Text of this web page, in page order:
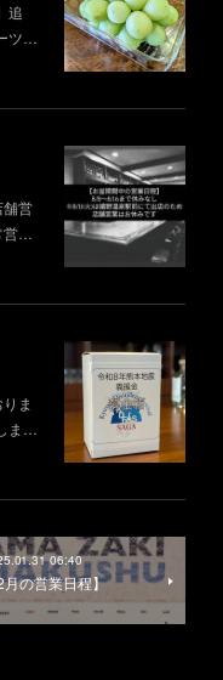
追
ツ…
営
営…
ま
ま…
06:40
月の営業日程】